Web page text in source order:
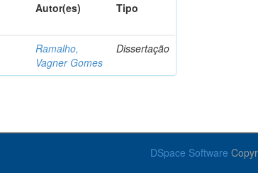
Autor(es) Tipo
Ramalho,
Vagner Gomes
Dissertação
DSpace Software